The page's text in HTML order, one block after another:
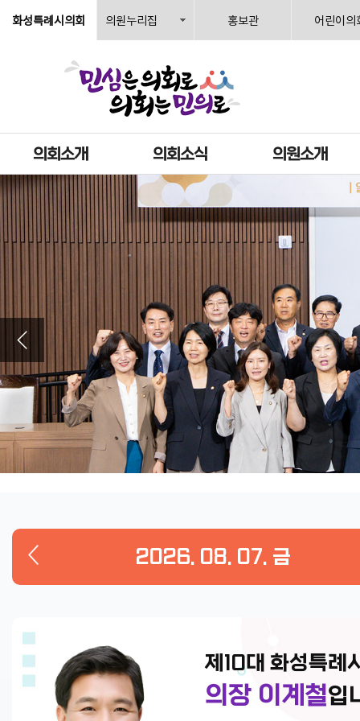
화성특례시의회 의원누리집 홍보관 어린이의
의회소개 의회소식 의원소개
2026. 08. 07. 금
제10대 화성특례
의장 이계철입